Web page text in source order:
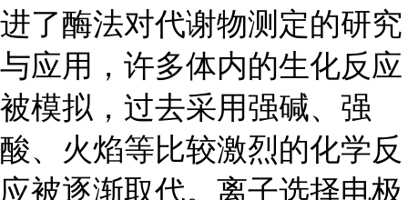
进了酶法对代谢物测定的研究
与应用，许多体内的生化反应
被模拟，过去采用强碱、强
酸、火焰等比较激烈的化学反
应被逐渐取代。离子选择电极